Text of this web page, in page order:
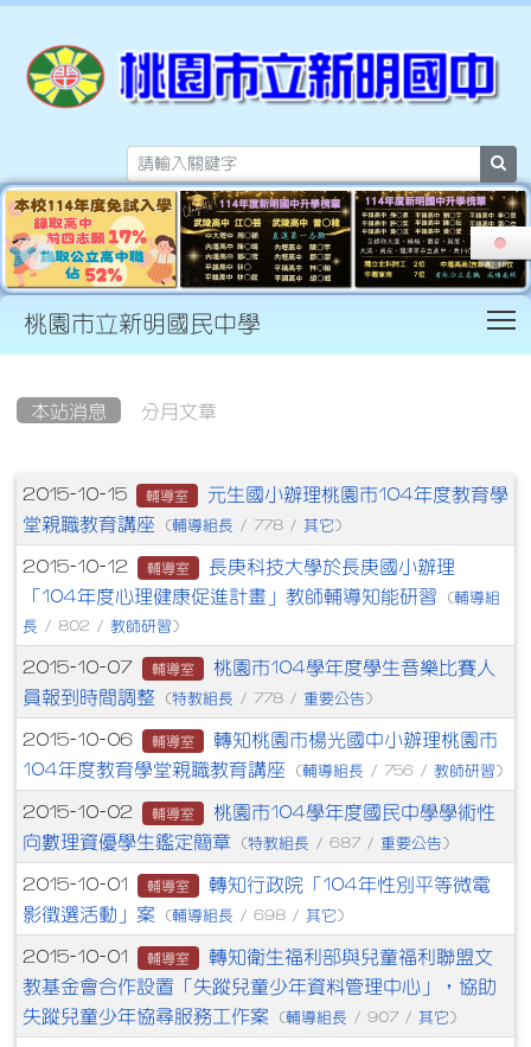
桃園市立新明國民中學
本站消息 分月文章
文章列表
2015-10-15 輔導室
元生國小辦理桃園市104年度教育學
堂親職教育講座
(輔導組長 / 778 / 其它 )
2015-10-12 輔導室
長庚科技大學於長庚國小辦理
「104年度心理健康促進計畫」教師輔導知能研習
(輔導組
長 / 802 / 教師研習 )
2015-10-07 輔導室
桃園市104學年度學生音樂比賽人
員報到時間調整
(特教組長 / 778 / 重要公告 )
2015-10-06 輔導室
轉知桃園市楊光國中小辦理桃園市
104年度教育學堂親職教育講座
(輔導組長 / 756 / 教師研習 )
2015-10-02 輔導室
桃園市104學年度國民中學學術性
向數理資優學生鑑定簡章
(特教組長 / 687 / 重要公告 )
2015-10-01 輔導室
轉知行政院「104年性別平等微電
影徵選活動」案
(輔導組長 / 698 / 其它 )
2015-10-01 輔導室
轉知衛生福利部與兒童福利聯盟文
教基金會合作設置「失蹤兒童少年資料管理中心」，協助
失蹤兒童少年協尋服務工作案
(輔導組長 / 907 / 其它 )